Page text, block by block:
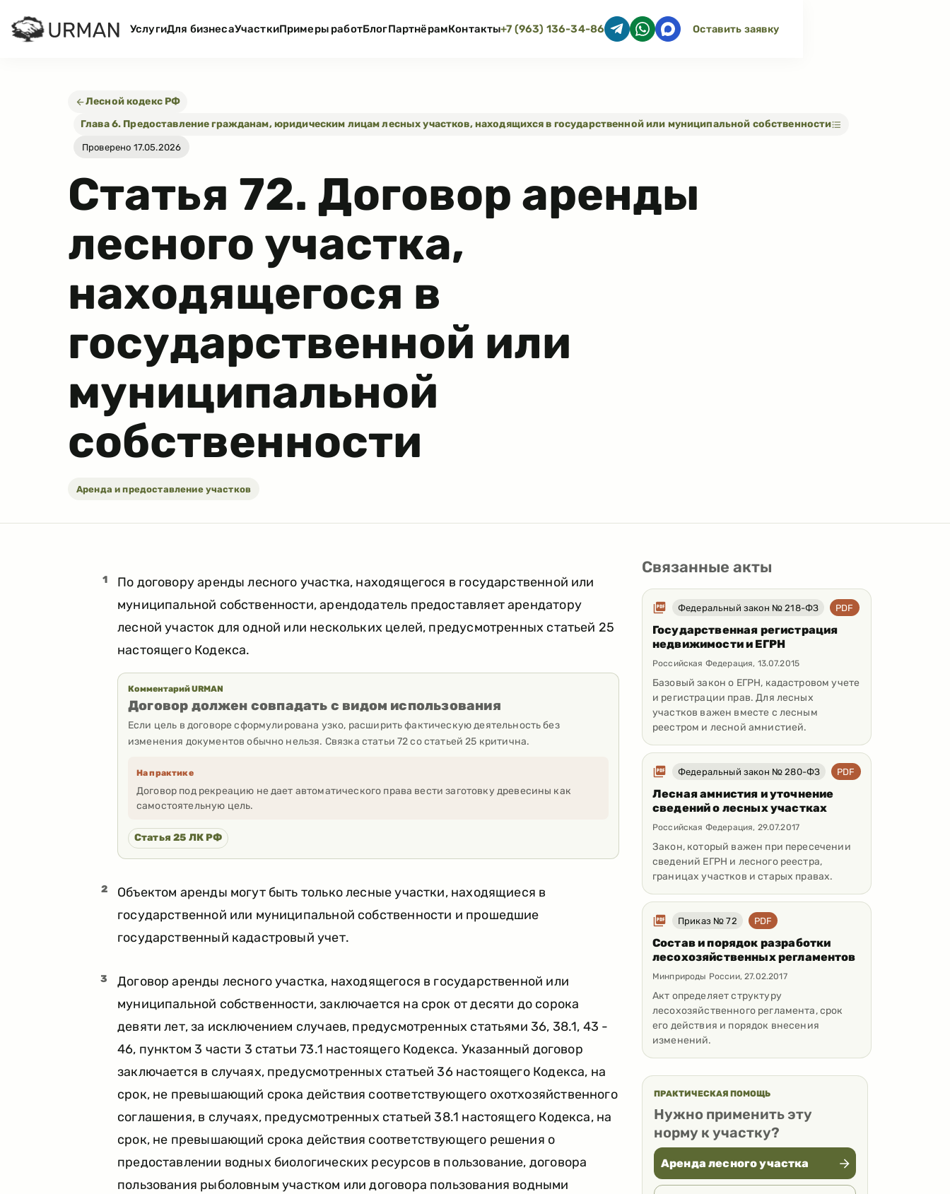
УслугиДля бизнесаУчасткиПримеры работБлогПартнёрамКонтакты+7 (963) 136-34-86 Оставить заявку
Лесной кодекс РФ
Глава 6. Предоставление гражданам, юридическим лицам лесных участков, находящихся в государственной или муниципальной собственности
Проверено 17.05.2026
Статья 72. Договор аренды
лесного участка,
находящегося в
государственной или
муниципальной
собственности
Аренда и предоставление участков
1
По договору аренды лесного участка, находящегося в государственной или
муниципальной собственности, арендодатель предоставляет арендатору
лесной участок для одной или нескольких целей, предусмотренных статьей 25
настоящего Кодекса.
Комментарий URMAN
Договор должен совпадать с видом использования
Если цель в договоре сформулирована узко, расширить фактическую деятельность без
изменения документов обычно нельзя. Связка статьи 72 со статьей 25 критична.
На практике
Договор под рекреацию не дает автоматического права вести заготовку древесины как
самостоятельную цель.
Статья 25 ЛК РФ
2
Объектом аренды могут быть только лесные участки, находящиеся в
государственной или муниципальной собственности и прошедшие
государственный кадастровый учет.
3
Договор аренды лесного участка, находящегося в государственной или
муниципальной собственности, заключается на срок от десяти до сорока
девяти лет, за исключением случаев, предусмотренных статьями 36, 38.1, 43 -
46, пунктом 3 части 3 статьи 73.1 настоящего Кодекса. Указанный договор
заключается в случаях, предусмотренных статьей 36 настоящего Кодекса, на
срок, не превышающий срока действия соответствующего охотхозяйственного
соглашения, в случаях, предусмотренных статьей 38.1 настоящего Кодекса, на
срок, не превышающий срока действия соответствующего решения о
предоставлении водных биологических ресурсов в пользование, договора
пользования рыболовным участком или договора пользования водными
Связанные акты
Федеральный закон № 218-ФЗ PDF
Государственная регистрация
недвижимости и ЕГРН
Российская Федерация, 13.07.2015
Базовый закон о ЕГРН, кадастровом учете
и регистрации прав. Для лесных
участков важен вместе с лесным
реестром и лесной амнистией.
Федеральный закон № 280-ФЗ PDF
Лесная амнистия и уточнение
сведений о лесных участках
Российская Федерация, 29.07.2017
Закон, который важен при пересечении
сведений ЕГРН и лесного реестра,
границах участков и старых правах.
Приказ № 72 PDF
Состав и порядок разработки
лесохозяйственных регламентов
Минприроды России,27.02.2017
Акт определяет структуру
лесохозяйственного регламента, срок
его действия и порядок внесения
изменений.
ПРАКТИЧЕСКАЯ ПОМОЩЬ
Нужно применить эту
норму к участку?
Аренда лесного участка